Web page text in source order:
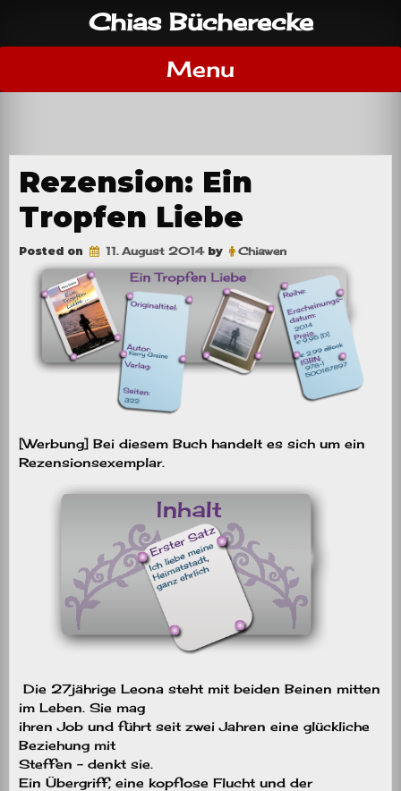
content
Chias Bücherecke
Menu
Rezension: Ein
Tropfen Liebe
Posted on 11. August 2014by Chiawen
[Werbung] Bei diesem Buch handelt es sich um ein
Rezensionsexemplar.
Die 27jährige Leona steht mit beiden Beinen mitten
im Leben. Sie mag
ihren Job und führt seit zwei Jahren eine glückliche
Beziehung mit
Steffen – denkt sie.
Ein Übergriff, eine kopflose Flucht und der